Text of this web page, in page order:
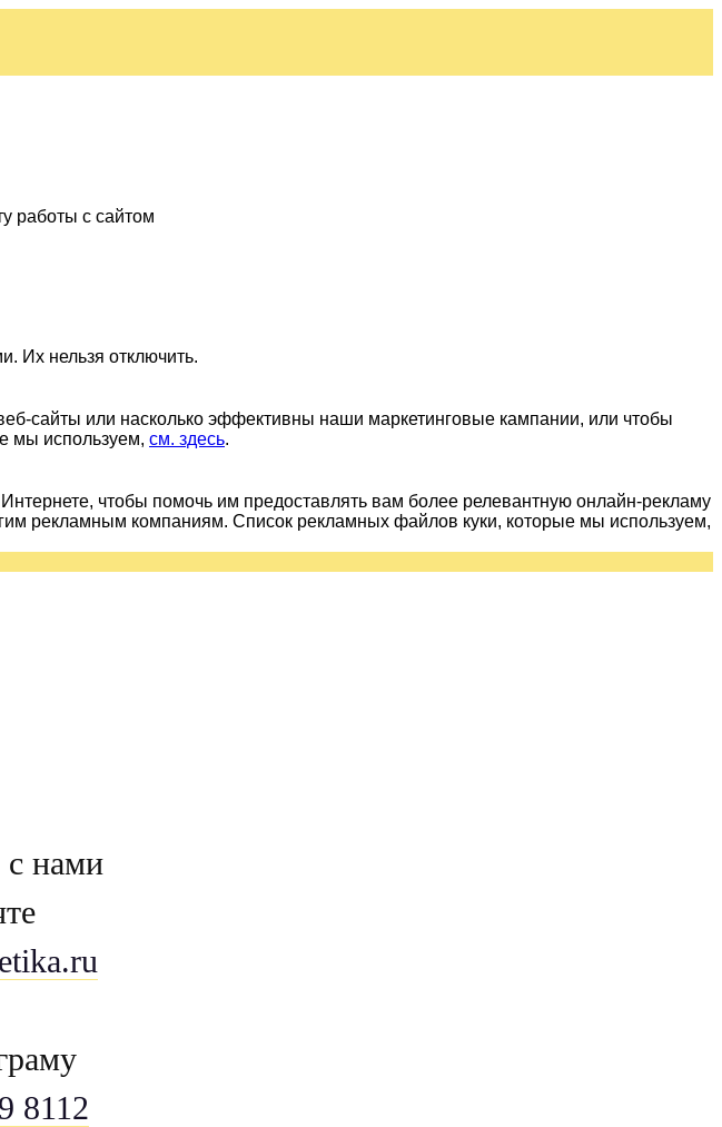
работы с сайтом
Их нельзя отключить.
сайты или насколько эффективны наши маркетинговые кампании, или чтобы
мы используем, см. здесь.
чтобы помочь им предоставлять вам более релевантную онлайн-рекламу
рекламным компаниям. Список рекламных файлов куки, которые мы используем,
с нами
8112